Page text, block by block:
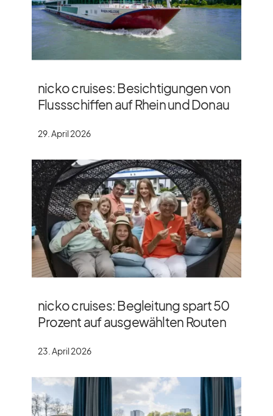
nicko cruises: Besichtigungen von
Flussschiffen auf Rhein und Donau
29. April 2026
nicko cruises: Begleitung spart 50
Prozent auf ausgewählten Routen
23. April 2026